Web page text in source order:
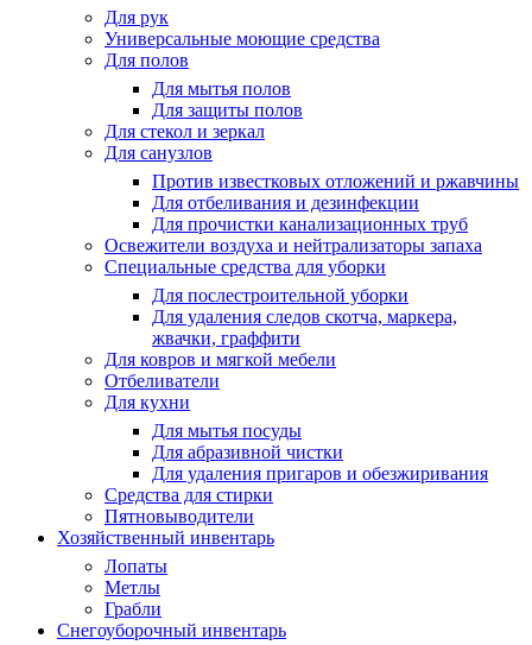
Для рук
Универсальные моющие средства
Для полов
Для мытья полов
Для защиты полов
Для стекол и зеркал
Для санузлов
Против известковых отложений и ржавчины
Для отбеливания и дезинфекции
Для прочистки канализационных труб
Освежители воздуха и нейтрализаторы запаха
Специальные средства для уборки
Для послестроительной уборки
Для удаления следов скотча, маркера,
жвачки, граффити
Для ковров и мягкой мебели
Отбеливатели
Для кухни
Для мытья посуды
Для абразивной чистки
Для удаления пригаров и обезжиривания
Средства для стирки
Пятновыводители
Хозяйственный инвентарь
Лопаты
Метлы
Грабли
Снегоуборочный инвентарь